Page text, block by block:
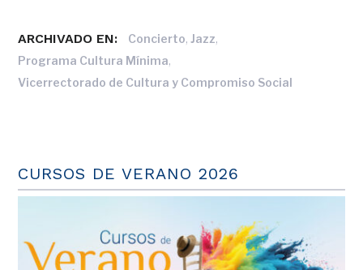
ARCHIVADO EN: Concierto,Jazz,
Programa Cultura Mínima,
Vicerrectorado de Cultura y Compromiso Social
CURSOS DE VERANO 2026